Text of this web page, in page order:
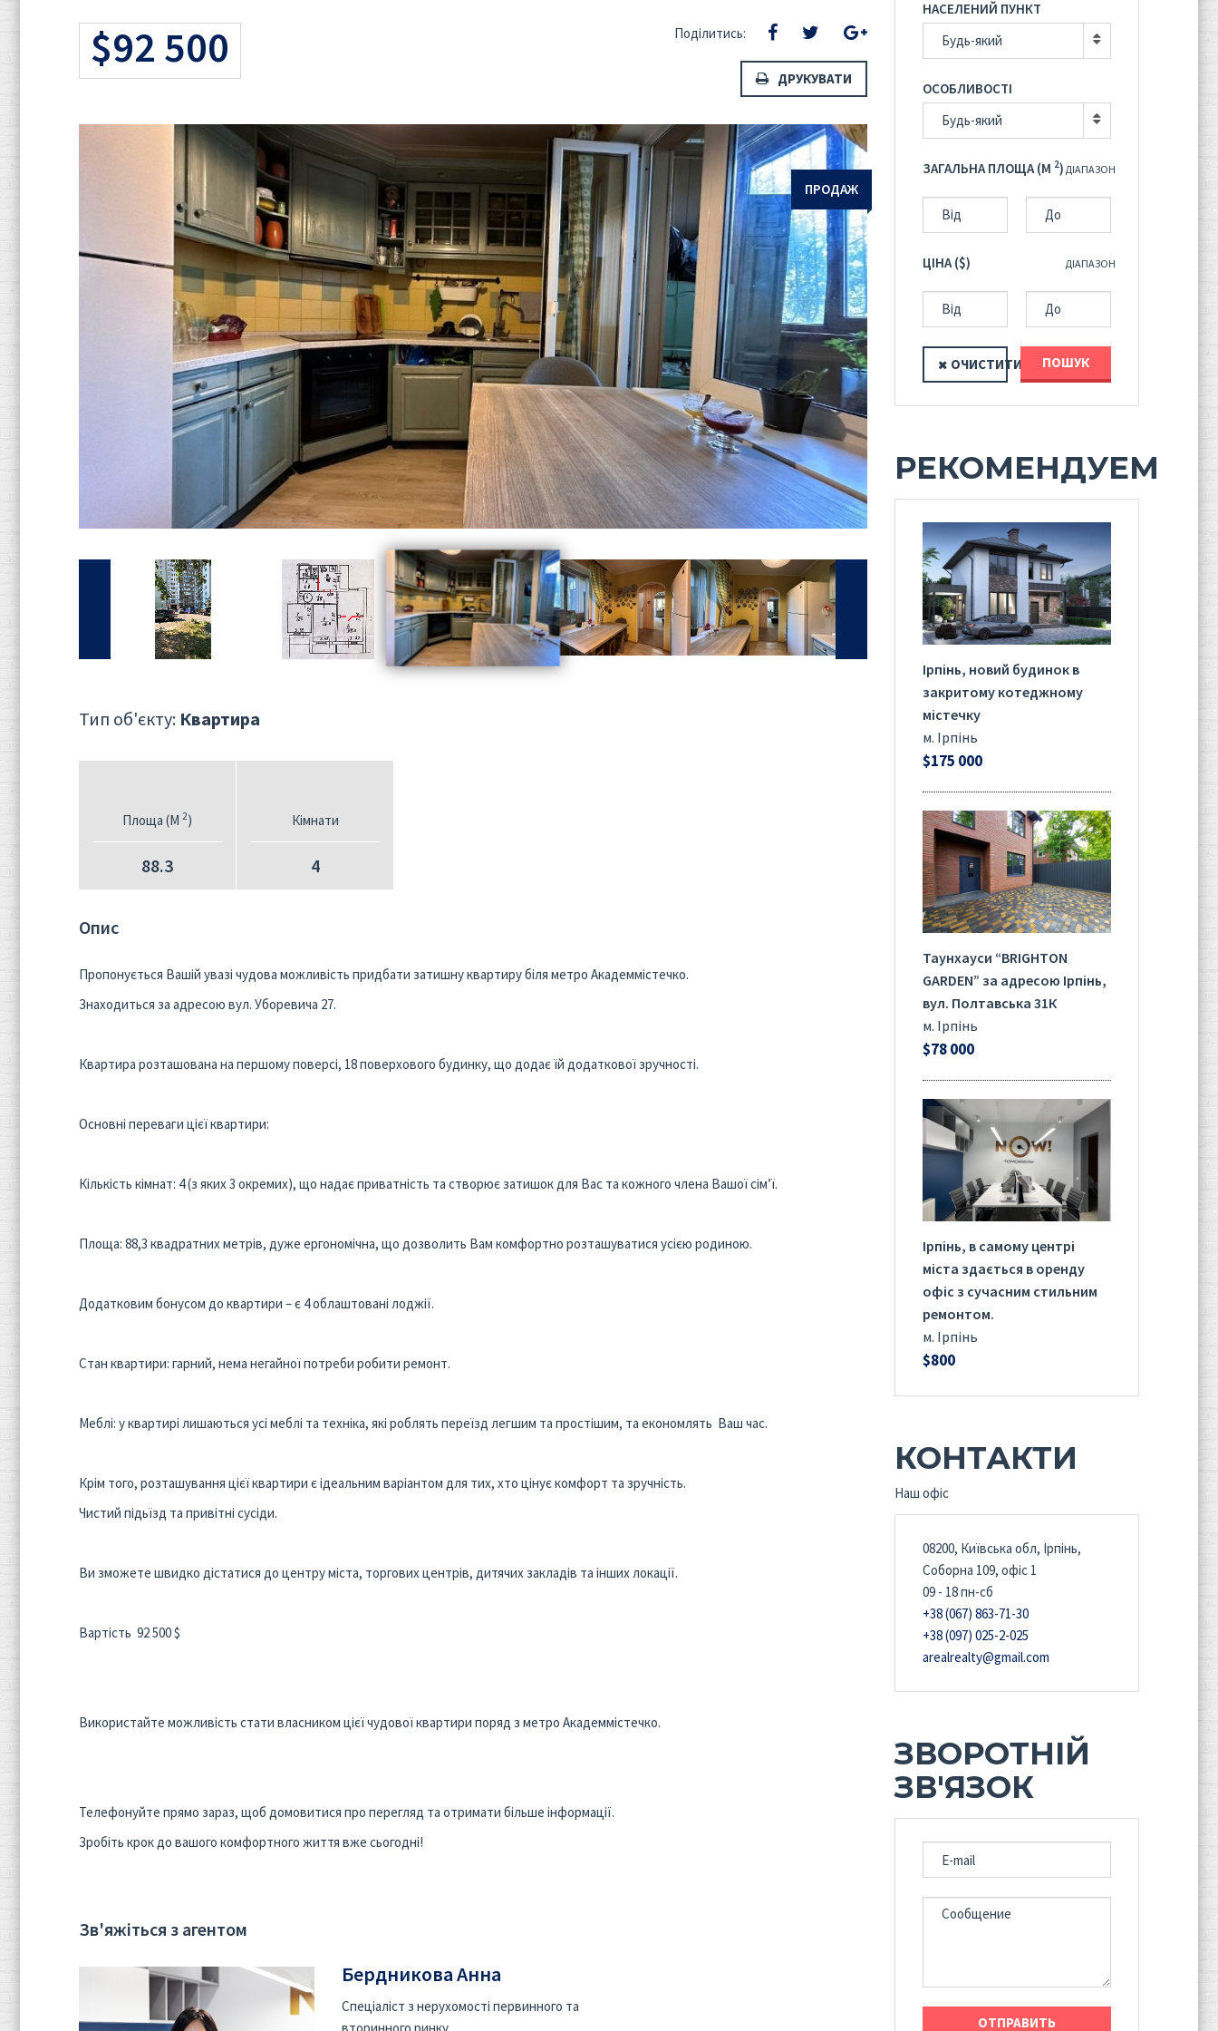
$92 500 Поділитись:
ДРУКУВАТИ
ПРОДАЖ
Тип об'єкту: Квартира
Площа (M 2)
88.3
Кімнати
4
Опис
Пропонується Вашій увазі чудова можливість придбати затишну квартиру біля метро Академмістечко.
Знаходиться за адресою вул. Уборевича 27.
Квартира розташована на першому поверсі, 18 поверхового будинку, що додає їй додаткової зручності.
Основні переваги цієї квартири:
Кількість кімнат: 4 (з яких 3 окремих), що надає приватність та створює затишок для Вас та кожного члена Вашої сім’ї.
Площа: 88,3 квадратних метрів, дуже ергономічна, що дозволить Вам комфортно розташуватися усією родиною.
Додатковим бонусом до квартири – є 4 облаштовані лоджії.
Стан квартири: гарний, нема негайної потреби робити ремонт.
Меблі: у квартирі лишаються усі меблі та техніка, які роблять переїзд легшим та простішим, та економлять Ваш час.
Крім того, розташування цієї квартири є ідеальним варіантом для тих, хто цінує комфорт та зручність.
Чистий підьїзд та привітні сусіди.
Ви зможете швидко дістатися до центру міста, торгових центрів, дитячих закладів та інших локації.
Вартість 92 500 $
Використайте можливість стати власником цієї чудової квартири поряд з метро Академмістечко.
Телефонуйте прямо зараз, щоб домовитися про перегляд та отримати більше інформації.
Зробіть крок до вашого комфортного життя вже сьогодні!
Зв'яжіться з агентом
Бердникова Анна
Спеціаліст з нерухомості первинного та
вторинного ринку
НАСЕЛЕНИЙ ПУНКТ
Будь-який
ОСОБЛИВОСТІ
Будь-який
ЗАГАЛЬНА ПЛОЩА (M 2) ДІАПАЗОН
ЦІНА ($) ДІАПАЗОН
ОЧИСТИТИ ПОШУК
РЕКОМЕНДУЕМ
Ірпінь, новий будинок в
закритому котеджному
містечку
м. Ірпінь
$175 000
Таунхауси “BRIGHTON
GARDEN” за адресою Ірпінь,
вул. Полтавська 31К
м. Ірпінь
$78 000
Ірпінь, в самому центрі
міста здається в оренду
офіс з сучасним стильним
ремонтом.
м. Ірпінь
$800
КОНТАКТИ
Наш офіс
08200, Київська обл, Ірпінь,
Соборна 109, офіс 1
09 - 18 пн-сб
+38 (067) 863-71-30
+38 (097) 025-2-025
arealrealty@gmail.com
ЗВОРОТНІЙ
ЗВ'ЯЗОК
E-MAIL
СООБЩЕНИЕ